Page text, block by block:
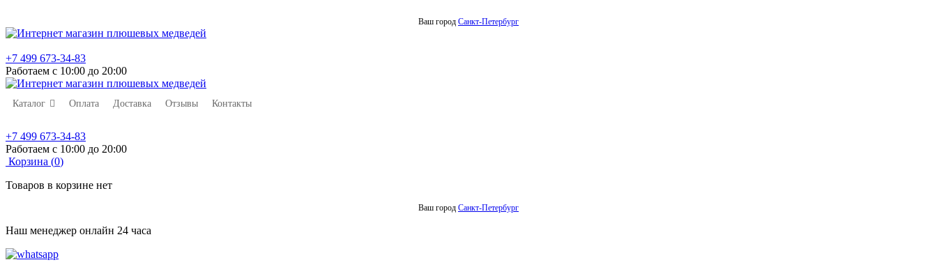
Ваш город Санкт-Петербург
+7 499 673-34-83
Работаем с 10:00 до 20:00
Каталог Оплата Доставка Отзывы Контакты
+7 499 673-34-83
Работаем с 10:00 до 20:00
Корзина (0)
Товаров в корзине нет
Ваш город Санкт-Петербург
Наш менеджер онлайн 24 часа